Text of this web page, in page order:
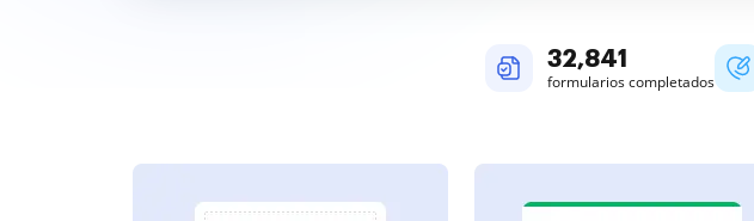
32,844
formularios completados